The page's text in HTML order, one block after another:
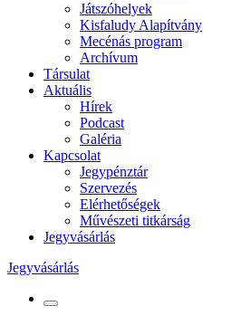
Játszóhelyek
Kisfaludy Alapítvány
Mecénás program
Archívum
Társulat
Aktuális
Hírek
Podcast
Galéria
Kapcsolat
Jegypénztár
Szervezés
Elérhetőségek
Művészeti titkárság
Jegyvásárlás
Jegyvásárlás